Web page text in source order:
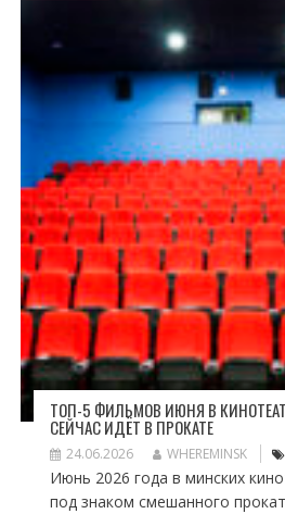
ТОП-5 ФИЛЬМОВ ИЮНЯ В
СЕЙЧАС ИДЁТ В ПРОКАТЕ
24.06.2026 WHEREMINSK
Июнь 2026 года в минских
под знаком смешанного